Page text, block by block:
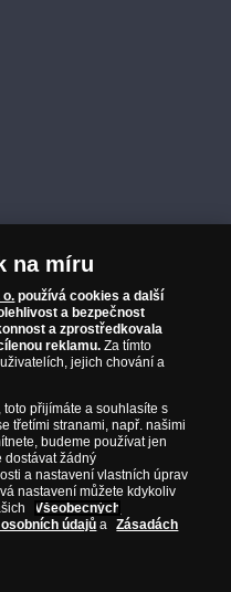
na míru
o. používá cookies a další
a bezpečnost
a zprostředkovala
reklamu. Za tímto
jejich chování a
, toto přijímáte a souhlasíte s
třetími stranami, např. našimi
budeme používat jen
dostávat žádný
a nastavení vlastních úprav
nastavení můžete kdykoliv
Všeobecných
údajů a
Zásadách